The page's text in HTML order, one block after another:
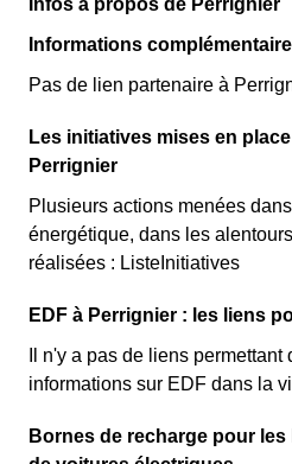
Infos à propos de Perrignier
Informations
Pas de lien partenaire à
Les initiatives mises en
Perrignier
Plusieurs actions menées
énergétique, dans les
réalisées : ListeInitiatives
EDF à Perrignier : les liens
Il n'y a pas de liens
informations sur EDF dans la
Bornes de recharge pour